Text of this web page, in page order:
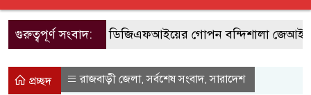
গুরুত্বপূর্ণ সংবাদ:আজ ডিজিএফআইয়ের গোপন বন্দিশালা জেআইসি
প্রচ্ছদ রাজবাড়ী জেলা,সর্বশেষ সংবাদ,সারাদেশ